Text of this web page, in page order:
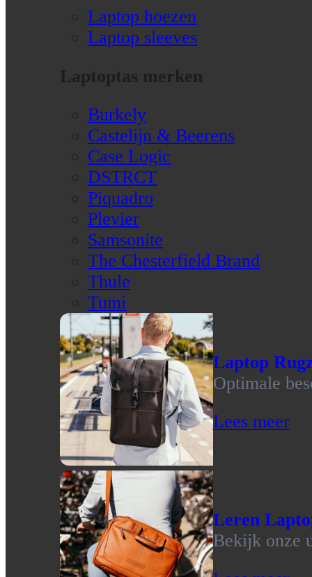
Laptop hoezen
Laptop sleeves
Laptoptas merken
Burkely
Castelijn & Beerens
Case Logic
DSTRCT
Piquadro
Plevier
Samsonite
The Chesterfield Brand
Thule
Tumi
Laptop
Optimale
Lees meer
Leren
Bekijk onze